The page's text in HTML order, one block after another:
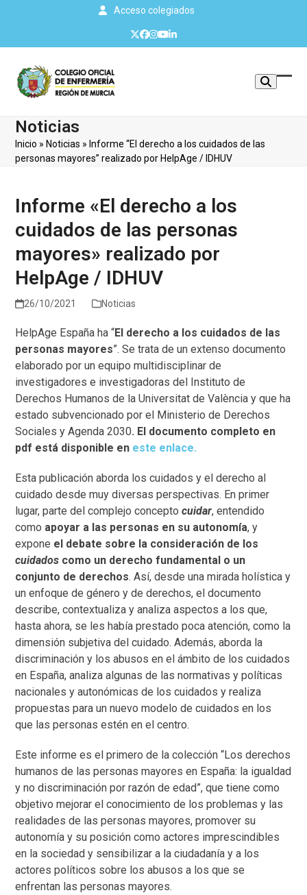
Acceso colegiados
Twitter
Facebook
Instagram
YouTube
LinkedIn
Noticias
Inicio » Noticias » Informe “El derecho a los cuidados de las
personas mayores” realizado por HelpAge / IDHUV
Informe «El derecho a los
cuidados de las personas
mayores» realizado por
HelpAge / IDHUV
26/10/2021 Noticias
HelpAge España ha “El derecho a los cuidados de las
personas mayores”. Se trata de un extenso documento
elaborado por un equipo multidisciplinar de
investigadores e investigadoras del Instituto de
Derechos Humanos de la Universitat de València y que ha
estado subvencionado por el Ministerio de Derechos
Sociales y Agenda 2030. El documento completo en
pdf está disponible en este enlace.
Esta publicación aborda los cuidados y el derecho al
cuidado desde muy diversas perspectivas. En primer
lugar, parte del complejo conceptocuidar, entendido
como apoyar a las personas en su autonomía, y
expone el debate sobre la consideración de los
cuidados como un derecho fundamental o un
conjunto de derechos. Así, desde una mirada holística y
un enfoque de género y de derechos, el documento
describe, contextualiza y analiza aspectos a los que,
hasta ahora, se les había prestado poca atención, como la
dimensión subjetiva del cuidado. Además, aborda la
discriminación y los abusos en el ámbito de los cuidados
en España, analiza algunas de las normativas y políticas
nacionales y autonómicas de los cuidados y realiza
propuestas para un nuevo modelo de cuidados en los
que las personas estén en el centro.
Este informe es el primero de la colección “Los derechos
humanos de las personas mayores en España: la igualdad
y no discriminación por razón de edad”, que tiene como
objetivo mejorar el conocimiento de los problemas y las
realidades de las personas mayores, promover su
autonomía y su posición como actores imprescindibles
en la sociedad y sensibilizar a la ciudadanía y a los
actores políticos sobre los abusos a los que se
enfrentan las personas mayores.